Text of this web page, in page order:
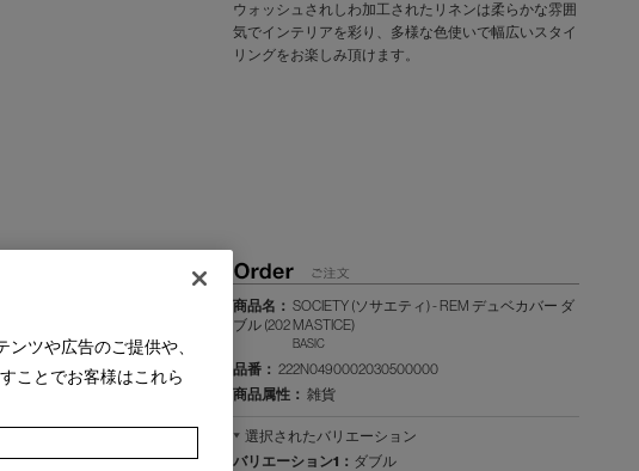
ウォッシュされしわ加工されたリネンは柔らかな雰囲
気でインテリアを彩り、多様な色使いで幅広いスタイ
リングをお楽しみ頂けます。
商品名： SOCIETY (ソサエティ) - REM デュベカバー ダ
ブル (202 MASTICE)
BASIC
品番： 222N0490002030500000
商品属性： 雑貨
選択されたバリエーション
バリエーション1： ダブル
ツや広告のご提供や、
ことでお客様はこれら